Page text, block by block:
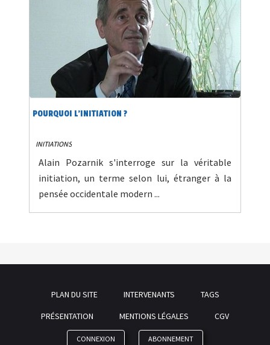
POURQUOI L'INITIATION ?
INITIATIONS
Alain Pozarnik s'interroge sur la véritable
initiation, un terme selon lui, étranger à la
pensée occidentale modern ...
PLAN DU SITE INTERVENANTS
TAGS
PRÉSENTATION
MENTIONS LÉGALES CGV
CONNEXION ABONNEMENT